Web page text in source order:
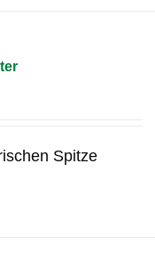
Spitze